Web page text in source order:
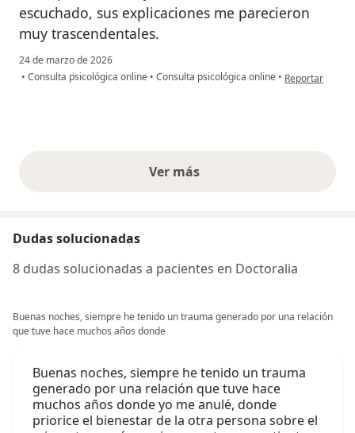
escuchado, sus explicaciones me parecieron
muy trascendentales.
24 de marzo de 2026
• Consulta psicológica online • Consulta psicológica online • en opinión del
Reportar
Ver másopiniones anteriores
Dudas solucionadas
8 dudas solucionadas a pacientes en Doctoralia
Buenas noches, siempre he tenido un trauma generado por una relación
que tuve hace muchos años donde
Buenas noches, siempre he tenido un trauma
generado por una relación que tuve hace
muchos años donde yo me anulé, donde
priorice el bienestar de la otra persona sobre el